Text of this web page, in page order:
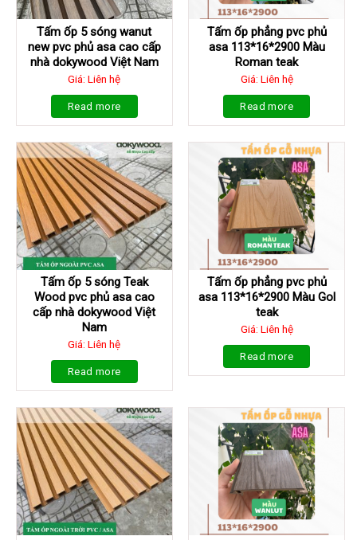
Tấm ốp 5 sóng wanut
new pvc phủ asa cao cấp
nhà dokywood Việt Nam
Giá: Liên hệ
Read more
Tấm ốp phẳng pvc phủ
asa 113*16*2900 Màu
Roman teak
Giá: Liên hệ
Read more
Tấm ốp 5 sóng Teak
Wood pvc phủ asa cao
cấp nhà dokywood Việt
Nam
Giá: Liên hệ
Read more
Tấm ốp phẳng pvc phủ
asa 113*16*2900 Màu Gol
teak
Giá: Liên hệ
Read more